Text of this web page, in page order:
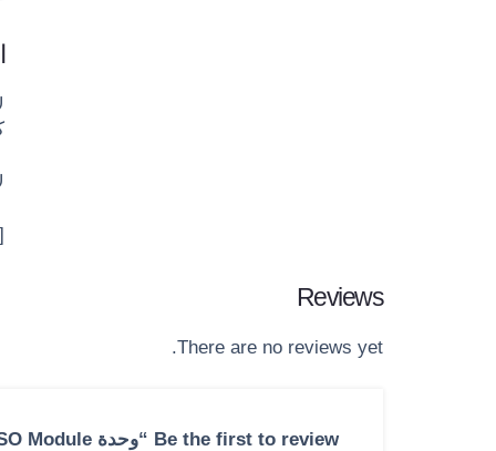
Reviews
There are no reviews yet.
Be the first to review “وحدة SO Module: الحل الأمثل لمرونة الاتصالات”